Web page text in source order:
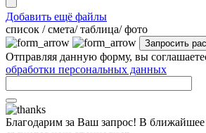
Добавить ещё файлы
cписок / смета/ таблица/ фото
Отправляя данную форму, вы
обработки персональных данных
Благодарим за Ваш запрос! В